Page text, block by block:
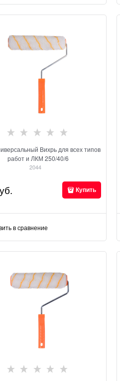
Вихрь для всех типов
работ и ЛКМ 250/40/6
2044
Купить
в сравнение